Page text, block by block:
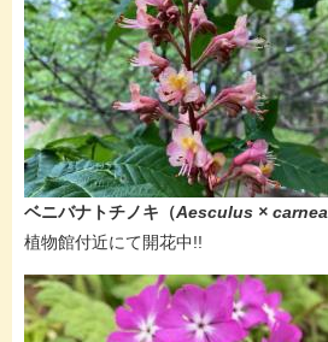
ベニバナトチノキ（Aesculus × carnea
​植物館付近にて開花中!!